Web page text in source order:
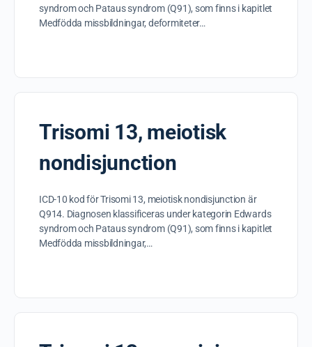
syndrom och Pataus syndrom (Q91), som finns i kapitlet
Medfödda missbildningar, deformiteter…
Trisomi 13, meiotisk
nondisjunction
ICD-10 kod för Trisomi 13, meiotisk nondisjunction är
Q914. Diagnosen klassificeras under kategorin Edwards
syndrom och Pataus syndrom (Q91), som finns i kapitlet
Medfödda missbildningar,…